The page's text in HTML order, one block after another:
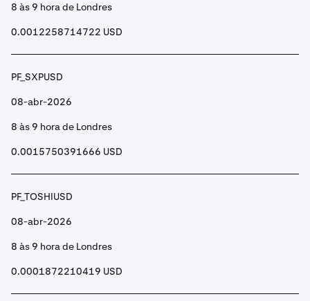
8 às 9 hora de Londres
0.0012258714722 USD
PF_SXPUSD
08-abr-2026
8 às 9 hora de Londres
0.0015750391666 USD
PF_TOSHIUSD
08-abr-2026
8 às 9 hora de Londres
0.0001872210419 USD